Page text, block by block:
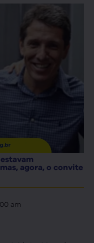
agora, o convite
am